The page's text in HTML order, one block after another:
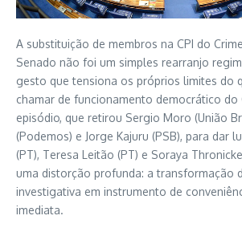
A substituição de membros na CPI do
Senado não foi um simples rearranjo
gesto que tensiona os próprios limites do
chamar de funcionamento democrático do
episódio, que retirou Sergio Moro (União
(Podemos) e Jorge Kajuru (PSB), para dar
(PT), Teresa Leitão (PT) e Soraya
uma distorção profunda: a transformação
investigativa em instrumento de
imediata.